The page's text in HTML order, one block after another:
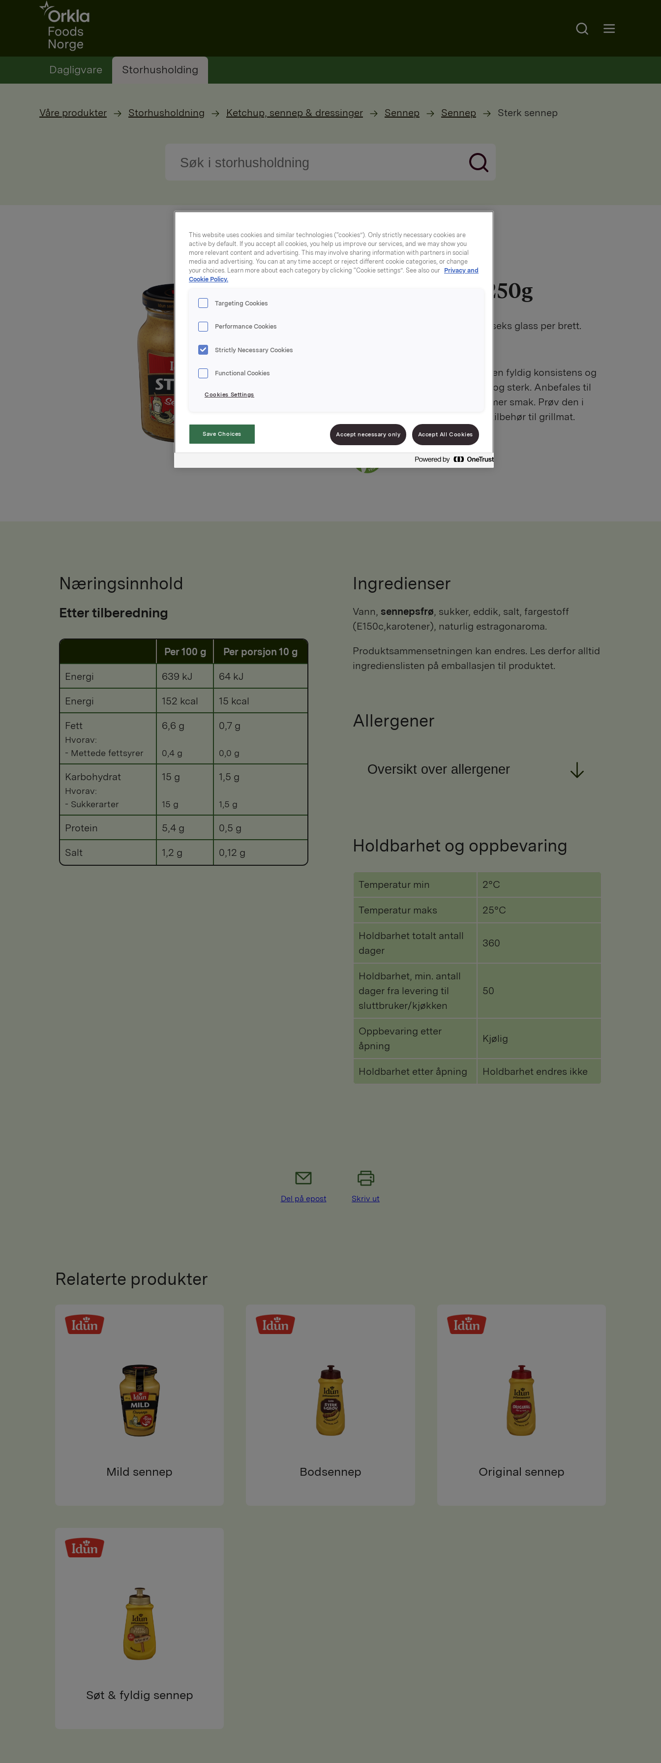
Go to frontpage
Search
Dagligvare Storhusholding
Våre produkter Storhusholdning Ketchup, sennep & dressinger Sennep Sennep Sterk sennep
Sterk sennep 250g
Glass med 250 g mild sennep, seks glass per brett.
Grovmalte sennepsfrø som gir en fyldig konsistens og
gjør denne sennepen knallgod og sterk. Anbefales til
sennepskjennere som liker litt mer smak. Prøv den i
marinader og sauser eller som tilbehør til grillmat.
Næringsinnhold
Etter tilberedning
Per 100 g Per porsjon 10 g
Energi 639 kJ 64 kJ
Energi 152 kcal 15 kcal
Fett
Hvorav:
- Mettede fettsyrer
6,6 g
0,4 g
0,7 g
0,0 g
Karbohydrat
Hvorav:
- Sukkerarter
15 g
15 g
1,5 g
1,5 g
Protein 5,4 g 0,5 g
Salt 1,2 g 0,12 g
Ingredienser
vann, sennepsfrø, sukker, eddik, salt, fargestoff
(E150c,karotener), naturlig estragonaroma.
Produktsammensetningen kan endres. Les derfor alltid
ingredienslisten på emballasjen til produktet.
Allergener
Oversikt over allergener
Holdbarhet og oppbevaring
Temperatur min 2°C
Temperatur maks 25°C
Holdbarhet totalt antall
dager
360
Holdbarhet, min. antall
dager fra levering til
sluttbruker/kjøkken
50
Oppbevaring etter
åpning
Kjølig
Holdbarhet etter åpning Holdbarhet endres ikke
Del på epost Skriv ut
Relaterte produkter
Mild sennep Bodsennep Original sennep
Søt & fyldig sennep
This website uses cookies and similar technologies (“cookies”). Only strictly necessary cookies are
active by default. If you accept all cookies, you help us improve our services, and we may show you
more relevant content and advertising. This may involve sharing information with partners in social
media and advertising. You can at any time accept or reject different cookie categories, or change
your choices. Learn more about each category by clicking “Cookie settings”. See also our Privacy and
Cookie Policy.
Targeting Cookies
Performance Cookies
Strictly Necessary Cookies
Functional Cookies
Cookies Settings
Save Choices Accept necessary only Accept All Cookies